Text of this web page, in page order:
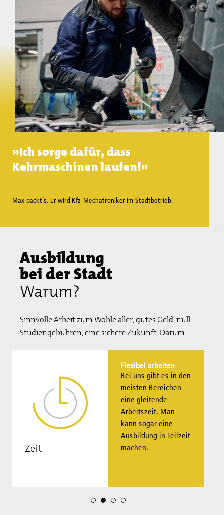
»Ich sorge dafür, dass
Kehrmaschinen laufen!«
Max packt’s. Er wird Kfz-Mechatroniker im Stadtbetrieb.
Ausbildung
bei der Stadt
Warum?
Sinnvolle Arbeit zum Wohle aller, gutes Geld, null
Studiengebühren, eine sichere Zukunft. Darum.
Zeit
Flexibel arbeiten
Bei uns gibt es in den
meisten Bereichen
eine gleitende
Arbeitszeit. Man
kann sogar eine
Ausbildung in Teilzeit
machen.